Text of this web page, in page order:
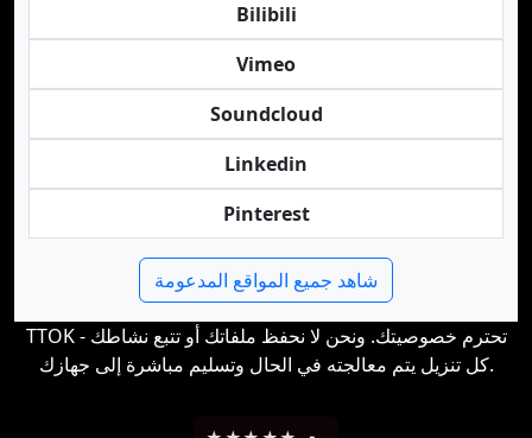
Bilibili
Vimeo
Soundcloud
Linkedin
Pinterest
شاهد جميع المواقع المدعومة
TTOK تحترم خصوصيتك. ونحن لا نحفظ ملفاتك أو تتبع نشاطك -
كل تنزيل يتم معالجته في الحال وتسليم مباشرة إلى جهازك.